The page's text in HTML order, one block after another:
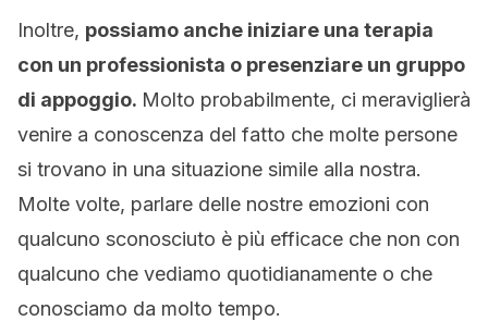
Inoltre, possiamo anche iniziare una terapia
con un professionista o presenziare un gruppo
di appoggio. Molto probabilmente, ci meraviglierà
venire a conoscenza del fatto che molte persone
si trovano in una situazione simile alla nostra.
Molte volte, parlare delle nostre emozioni con
qualcuno sconosciuto è più efficace che non con
qualcuno che vediamo quotidianamente o che
conosciamo da molto tempo.